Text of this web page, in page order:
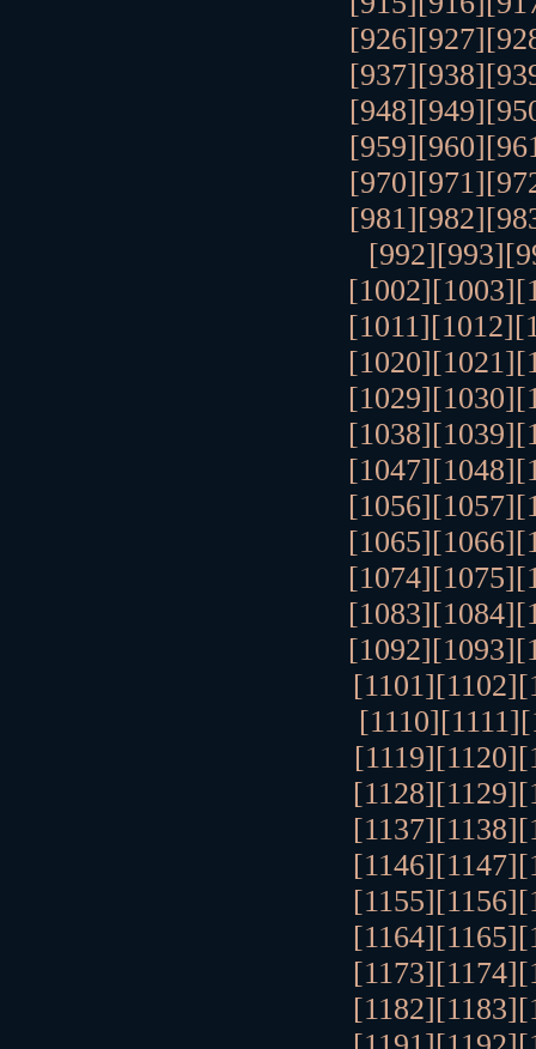
[926][927]
[937][938]
[948][949]
[959][960]
[970][971]
[981][982]
[992][993]
[1002][1003]
[1011][1012]
[1020][1021]
[1029][1030]
[1038][1039]
[1047][1048]
[1056][1057]
[1065][1066]
[1074][1075]
[1083][1084]
[1092][1093]
[1101][1102]
[1110][1111]
[1119][1120]
[1128][1129]
[1137][1138]
[1146][1147]
[1155][1156]
[1164][1165]
[1173][1174]
[1182][1183]